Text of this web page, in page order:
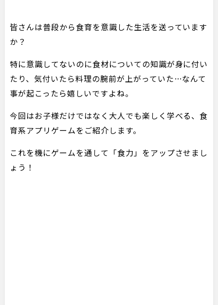
皆さんは普段から食育を意識した生活を送っています
か？
特に意識してないのに食材についての知識が身に付い
たり、気付いたら料理の腕前が上がっていた…なんて
事が起こったら嬉しいですよね。
今回はお子様だけではなく大人でも楽しく学べる、食
育系アプリゲームをご紹介します。
これを機にゲームを通して「食力」をアップさせまし
ょう！